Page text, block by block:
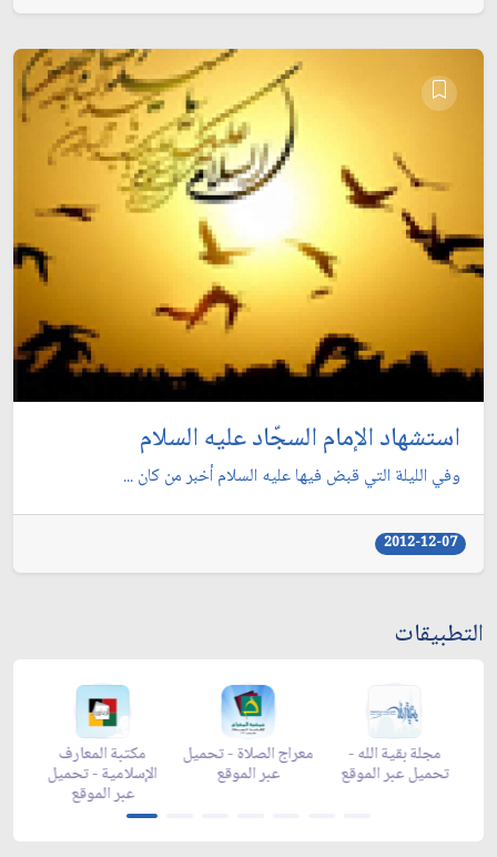
استشهاد الإمام السجّاد عليه السلام
وفي الليلة التي قبض فيها عليه السلام أخبر من كان ...
2012-12-07
التطبيقات
مجلة بقية الله -
تحميل عبر الموقع
زاد شهر رمضان -
تحميل عبر الموقع
زاد شهر رمضان -
appstore